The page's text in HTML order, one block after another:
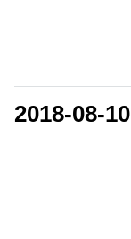
2018-08-10